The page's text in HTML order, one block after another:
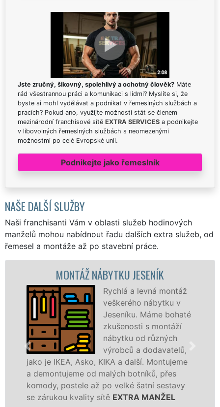
Jste zručný, šikovný, spolehlivý a ochotný člověk? Máte
rád všestrannou práci a komunikaci s lidmi? Myslíte si, že
byste si mohl vydělávat a podnikat v řemeslných službách a
pracích? Pokud ano, využijte možnosti stát se členem
mezinárodní franchisové sítě EXTRA SERVICES a podnikejte
v libovolných řemeslných službách s neomezenými
možnostmi po celé Evropské unii.
Podnikejte jako řemeslník
NAŠE DALŠÍ SLUŽBY
Naši franchisanti Vám v oblasti služeb hodinových
manželů mohou nabídnout řadu dalších extra služeb, od
řemesel a montáže až po stavební práce.
MONTÁŽ NÁBYTKU JESENÍK
Rychlá a levná montáž
veškerého nábytku v
Jeseníku. Máme bohaté
zkušenosti s montáží
nábytku od různých
výrobců a dodavatelů,
jako je IKEA, Asko, KIKA a další. Montujeme
a demontujeme od malých botníků, přes
komody, postele až po velké šatní sestavy
se zárukou kvality sítěEXTRA MANŽEL